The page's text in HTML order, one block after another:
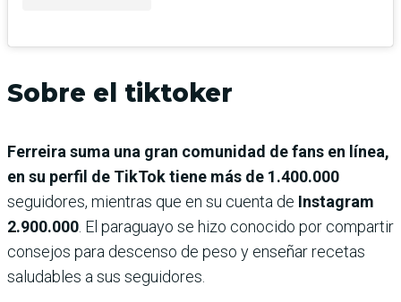
Sobre el tiktoker
Ferreira suma una gran comunidad de fans en línea,
en su perfil de TikTok tiene más de 1.400.000
seguidores, mientras que en su cuenta de Instagram
2.900.000 . El paraguayo se hizo conocido por compartir
consejos para descenso de peso y enseñar recetas
saludables a sus seguidores.